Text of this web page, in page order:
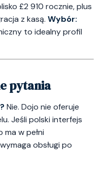
£2 910 rocznie, plus
z kasą. Wybór:
to idealny profil
pytania
Nie. Dojo nie oferuje
Jeśli polski interfejs
ma w pełni
obsługi po